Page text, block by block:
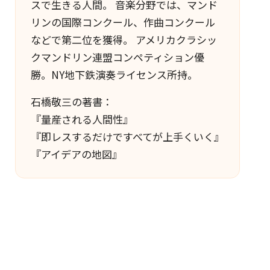
スで生きる人間。 音楽分野では、マンド
リンの国際コンクール、作曲コンクール
などで第二位を獲得。 アメリカクラシッ
クマンドリン連盟コンペティション優
勝。NY地下鉄演奏ライセンス所持。
石橋敬三の著書：
『量産される人間性』
『即レスするだけですべてが上手くいく』
『アイデアの地図』